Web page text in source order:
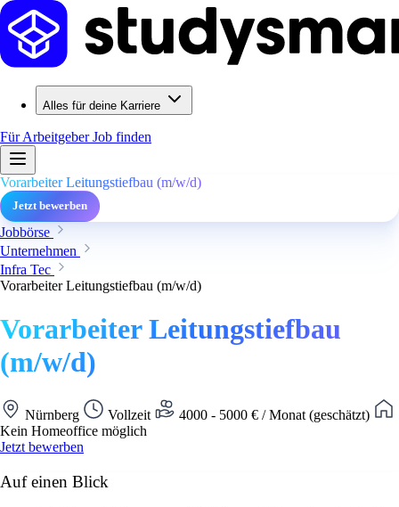
Alles für deine Karriere
Für ArbeitgeberJob finden
Vorarbeiter Leitungstiefbau (m/w/d)
Jetzt bewerben
Jobbörse
Unternehmen
Infra Tec
Vorarbeiter Leitungstiefbau (m/w/d)
Vorarbeiter Leitungstiefbau
(m/w/d)
Nürnberg Vollzeit
4000 - 5000 € / Monat (geschätzt)
Kein Homeoffice möglich
Jetzt bewerben
Auf einen Blick